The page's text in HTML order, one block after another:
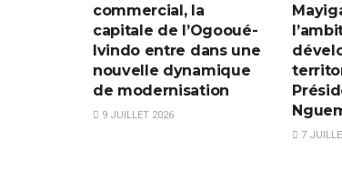
commercial, la
capitale de l’Ogooué-
Ivindo entre dans une
nouvelle dynamique
de modernisation
9 JUILLET 2026
7